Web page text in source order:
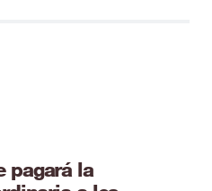
pagará la